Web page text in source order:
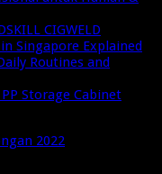
CIGWELD
Singapore Explained
Routines and
Storage Cabinet
2022